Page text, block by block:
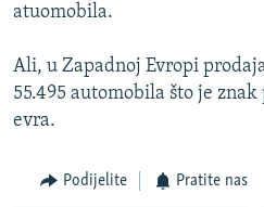
SVE KARTE DEJTONA
NASTANAK I RASPAD JUGOSLAVIJE
atuomobila.
Ali, u Zapadnoj Evropi
55.495 automobila što je
evra.
Podijelite Pratite nas